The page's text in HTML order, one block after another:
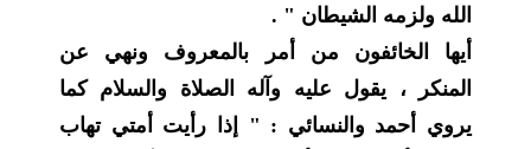
الله ولزمه الشيطان " .
أيها الخائفون من أمر بالمعروف ونهي عن
المنكر ، يقول عليه وآله الصلاة والسلام كما
يروي أحمد والنسائي : " إذا رأيت أمتي تهاب